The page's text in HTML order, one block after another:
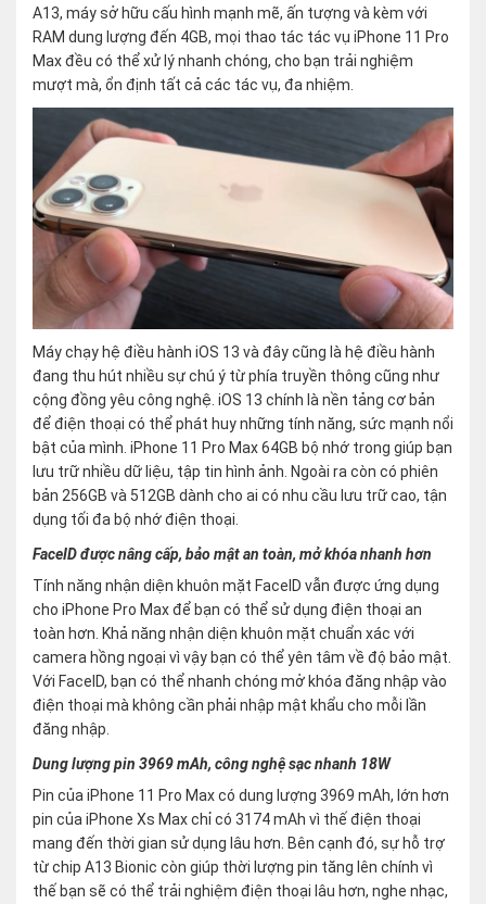
A13, máy sở hữu cấu hình mạnh mẽ, ấn tượng và kèm với
RAM dung lượng đến 4GB, mọi thao tác tác vụ iPhone 11 Pro
Max đều có thể xử lý nhanh chóng, cho bạn trải nghiệm
mượt mà, ổn định tất cả các tác vụ, đa nhiệm.
Máy chạy hệ điều hành iOS 13 và đây cũng là hệ điều hành
đang thu hút nhiều sự chú ý từ phía truyền thông cũng như
cộng đồng yêu công nghệ. iOS 13 chính là nền tảng cơ bản
để điện thoại có thể phát huy những tính năng, sức mạnh nổi
bật của mình. iPhone 11 Pro Max 64GB bộ nhớ trong giúp bạn
lưu trữ nhiều dữ liệu, tập tin hình ảnh. Ngoài ra còn có phiên
bản 256GB và 512GB dành cho ai có nhu cầu lưu trữ cao, tận
dụng tối đa bộ nhớ điện thoại.
FaceID được nâng cấp, bảo mật an toàn, mở khóa nhanh hơn
Tính năng nhận diện khuôn mặt FaceID vẫn được ứng dụng
cho iPhone Pro Max để bạn có thể sử dụng điện thoại an
toàn hơn. Khả năng nhận diện khuôn mặt chuẩn xác với
camera hồng ngoại vì vậy bạn có thể yên tâm về độ bảo mật.
Với FaceID, bạn có thể nhanh chóng mở khóa đăng nhập vào
điện thoại mà không cần phải nhập mật khẩu cho mỗi lần
đăng nhập.
Dung lượng pin 3969 mAh, công nghệ sạc nhanh 18W
Pin của iPhone 11 Pro Max có dung lượng 3969 mAh, lớn hơn
pin của iPhone Xs Max chỉ có 3174 mAh vì thế điện thoại
mang đến thời gian sử dụng lâu hơn. Bên cạnh đó, sự hỗ trợ
từ chip A13 Bionic còn giúp thời lượng pin tăng lên chính vì
thế bạn sẽ có thể trải nghiệm điện thoại lâu hơn, nghe nhạc,